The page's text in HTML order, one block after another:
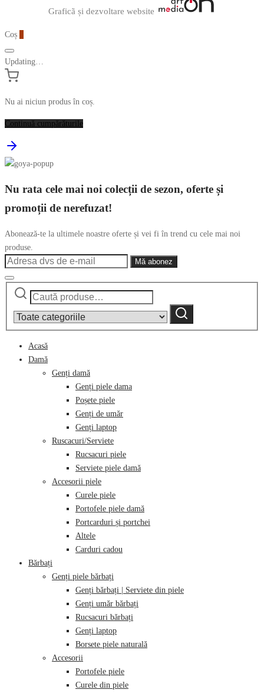
Graficã și dezvoltare website
Coș
Updating…
Nu ai niciun produs în coș.
Continuă cumpărăturile
Nu rata cele mai noi colecții de sezon, oferte și
promoții de nerefuzat!
Abonează-te la ultimele noastre oferte și vei fi în trend cu cele mai noi
produse.
Caută
category:
Caută
Acasă
Damă
Genți damă
Genți piele dama
Poșete piele
Genți de umăr
Genți laptop
Ruscacuri/Serviete
Rucsacuri piele
Serviete piele damă
Accesorii piele
Curele piele
Portofele piele damă
Portcarduri și portchei
Altele
Carduri cadou
Bărbați
Genți piele bărbați
Genți bărbați | Serviete din piele
Genți umăr bărbați
Rucsacuri bărbați
Genți laptop
Borsete piele naturală
Accesorii
Portofele piele
Curele din piele